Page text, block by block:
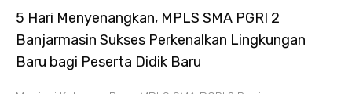
5 Hari Menyenangkan, MPLS SMA PGRI 2
Banjarmasin Sukses Perkenalkan Lingkungan
Baru bagi Peserta Didik Baru